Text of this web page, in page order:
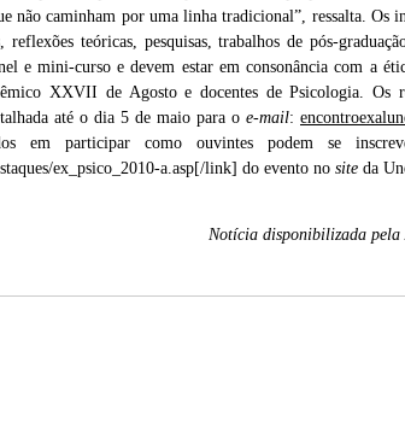
não caminham por uma linha tradicional”, ressalta. Os
teóricas, pesquisas, trabalhos de pós-
e mini-curso e devem estar em consonância com a
XXVII de Agosto e docentes de Psicologia. Os
até o dia 5 de maio para o e-mail:
em participar como ouvintes podem se
ex_psico_2010-a.asp[/link] do evento no site da
Notícia disponibilizada pela